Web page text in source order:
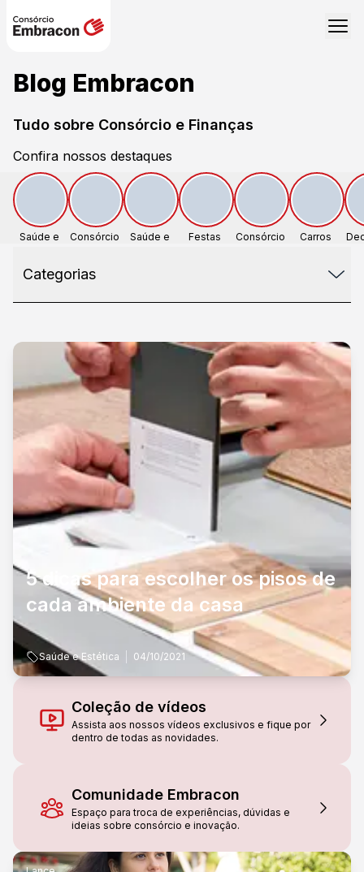
Blog Embracon
Tudo sobre Consórcio e Finanças
Confira nossos destaques
Saúde e
Consórcio
Saúde e
Festas Consórcio Carros
Categorias
5 dicas para escolher os pisos de
cada ambiente da casa
Saúde e Estética 04/10/2021
Coleção de vídeos
Assista aos nossos vídeos exclusivos e fique por
dentro de todas as novidades.
Comunidade Embracon
Espaço para troca de experiências, dúvidas e
ideias sobre consórcio e inovação.